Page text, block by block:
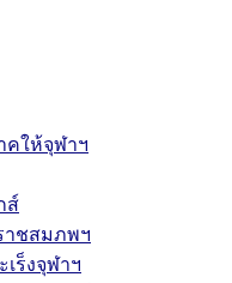
คให้จุฬาฯ
ส์
าชสมภพฯ
ร็งจุฬาฯ